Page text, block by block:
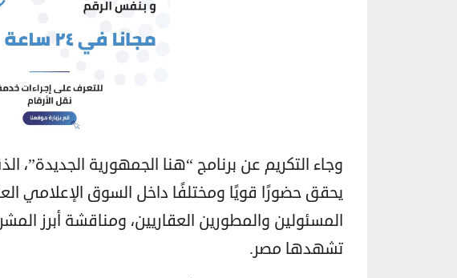
وجاء التكريم عن برنامج “هنا الجمهورية الجديدة”،
يحقق حضورًا قويًا ومختلفًا داخل السوق الإعلامي
المسئولين والمطورين العقاريين، ومناقشة أبرز
تشهدها مصر.